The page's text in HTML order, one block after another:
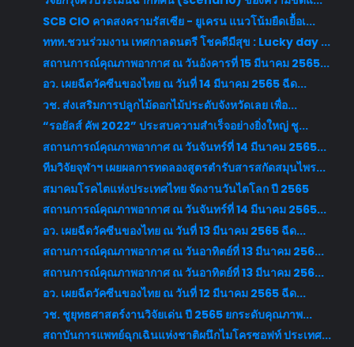
SCB CIO คาดสงครามรัสเซีย - ยูเครน แนวโน้มยืดเยื้อเ...
ททท.ชวนร่วมงาน เทศกาลดนตรี โชคดีมีสุข : Lucky day ...
สถานการณ์คุณภาพอากาศ ณ วันอังคารที่ 15 มีนาคม 2565...
อว. เผยฉีดวัคซีนของไทย ณ วันที่ 14 มีนาคม 2565 ฉีด...
วช. ส่งเสริมการปลูกไม้ดอกไม้ประดับจังหวัดเลย เพื่อ...
“รอยัลส์ คัพ 2022” ประสบความสำเร็จอย่างยิ่งใหญ่ ชู...
สถานการณ์คุณภาพอากาศ ณ วันจันทร์ที่ 14 มีนาคม 2565...
ทีมวิจัยจุฬาฯ เผยผลการทดลองสูตรตำรับสารสกัดสมุนไพร...
สมาคมโรคไตแห่งประเทศไทย จัดงานวันไตโลก ปี 2565
สถานการณ์คุณภาพอากาศ ณ วันจันทร์ที่ 14 มีนาคม 2565...
อว. เผยฉีดวัคซีนของไทย ณ วันที่ 13 มีนาคม 2565 ฉีด...
สถานการณ์คุณภาพอากาศ ณ วันอาทิตย์ที่ 13 มีนาคม 256...
สถานการณ์คุณภาพอากาศ ณ วันอาทิตย์ที่ 13 มีนาคม 256...
อว. เผยฉีดวัคซีนของไทย ณ วันที่ 12 มีนาคม 2565 ฉีด...
วช. ชูยุทธศาสตร์งานวิจัยเด่น ปี 2565 ยกระดับคุณภาพ...
สถาบันการแพทย์ฉุกเฉินแห่งชาติผนึกไมโครซอฟท์ ประเทศ...